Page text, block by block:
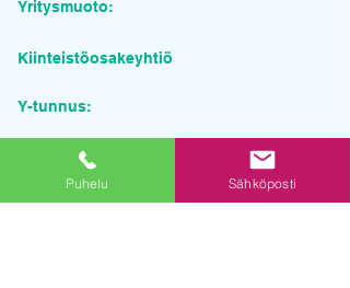
Yritysmuoto:
Kiinteistöosakeyhtiö
Y-tunnus:
1840099-3
Pyydä tarjous palvelusta
Puhelu Sähköposti